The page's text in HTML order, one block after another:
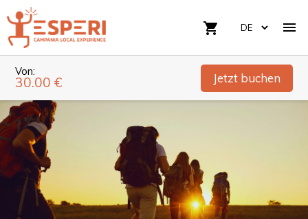

shopping_cart
Von:
30.00 € Jetzt buchen